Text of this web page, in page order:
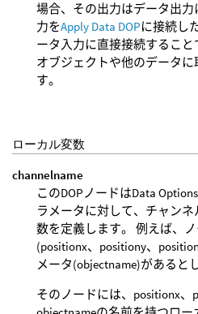
場合、その出力はデータ出
力をApply Data DOPに接続し
ータ入力に直接接続するこ
オブジェクトや他のデータ
す。
ローカル変数
channelname
このDOPノードはData
ラメータに対して、チャン
数を定義します。 例えば、
(positionx、positiony、
メータ(objectname)があると
そのノードには、positionx、